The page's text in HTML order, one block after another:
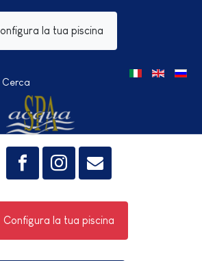
la tua piscina
Cerca
Seleziona la tua
Configura la tua piscina